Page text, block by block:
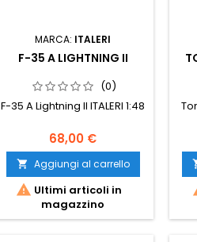
MARCA: ITALERI
F-35 A LIGHTNING II
(0)
F-35 A Lightning II ITALERI 1:48
68,00 €
 Aggiungi al carrello
 Ultimi articoli in
magazzino